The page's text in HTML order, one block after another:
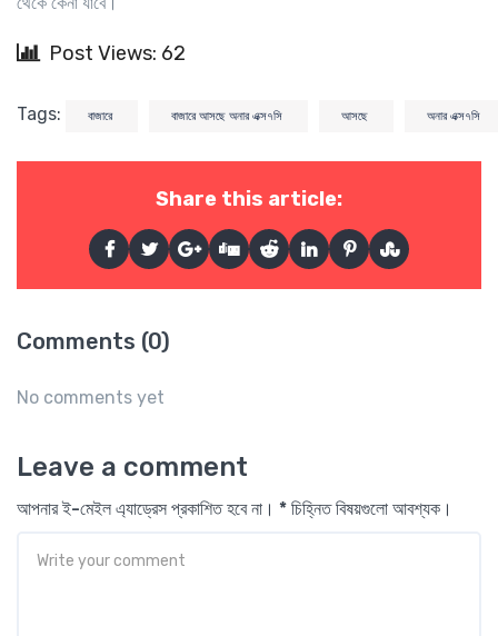
Post Views: 62
Tags: বাজারে বাজারে আসছে অনার এক্স৭সি আসছে অনার এক্স৭সি
Share this article:
Comments (0)
No comments yet
Leave a comment
আপনার ই-মেইল এ্যাড্রেস প্রকাশিত হবে না। * চিহ্নিত বিষয়গুলো আবশ্যক।